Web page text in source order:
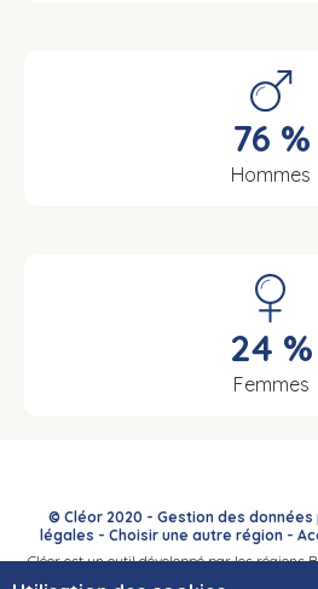
76 %
Hommes
24 %
Femmes
© Cléor 2020 - Gestion des données
légales - Choisir une autre région-
Cléor est un outil développé par les régions